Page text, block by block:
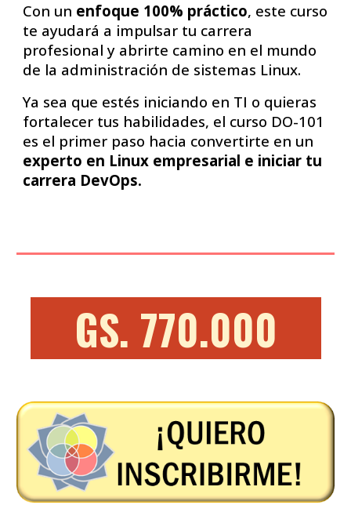
Con un enfoque 100% práctico, este curso
te ayudará a impulsar tu carrera
profesional y abrirte camino en el mundo
de la administración de sistemas Linux.
Ya sea que estés iniciando en TI o quieras
fortalecer tus habilidades, el curso DO-101
es el primer paso hacia convertirte en un
experto en Linux empresarial e iniciar tu
carrera DevOps.
GS. 770.000